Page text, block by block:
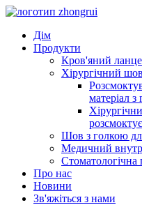
Дім
Продукти
Кров'яний
Хірургічний
матеріал
Шов з голкою
Медичний
Стоматологічна
Про нас
Новини
Зв'яжіться з нами